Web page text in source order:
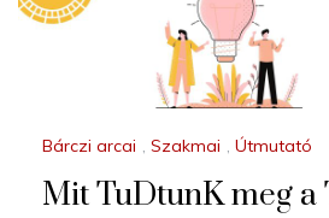
Bárczi arcai , Szakmai , Útmutató
Mit TuDtunK meg a